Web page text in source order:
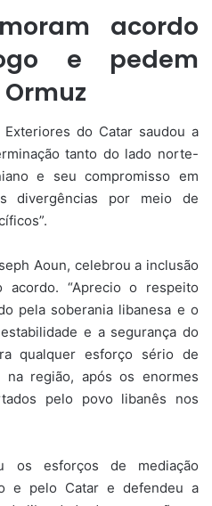
acordo
e pedem
do Catar saudou a
tanto do lado norte-
e seu compromisso em
divergências por meio de
Aoun, celebrou a inclusão
“Aprecio o respeito
pela soberania libanesa e o
e a segurança do
qualquer esforço sério de
na região, após os enormes
pelo povo libanês nos
os esforços de mediação
e pelo Catar e defendeu a